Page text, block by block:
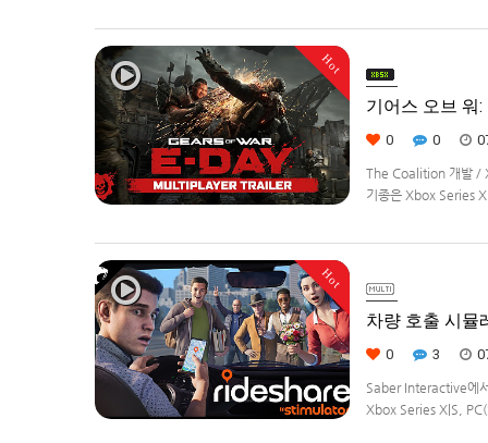
Hot
기어스 오브 워
0 0
The Coalition 개발 /
기종은 Xbox Series
Hot
차량 호출 시뮬
0 3
Saber Interactive에
Xbox Series X|S,